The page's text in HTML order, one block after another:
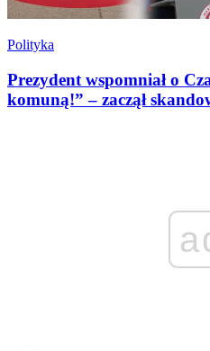
Polityka
Prezydent wspomniał o
komuną!” – zaczął